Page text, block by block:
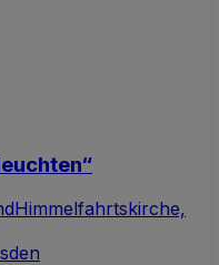
Himmelfahrtskirche,